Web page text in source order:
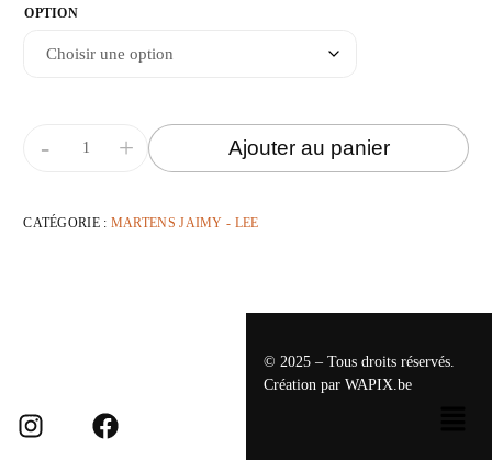
OPTION
+
- Ajouter au panier
CATÉGORIE : MARTENS JAIMY - LEE
© 2025 – Tous droits réservés.
Création par WAPIX.be